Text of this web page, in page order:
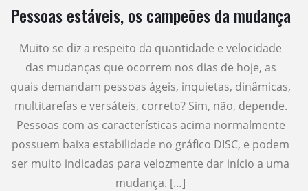
Pessoas estáveis, os campeões da mudança
Muito se diz a respeito da quantidade e velocidade
das mudanças que ocorrem nos dias de hoje, as
quais demandam pessoas ágeis, inquietas, dinâmicas,
multitarefas e versáteis, correto? Sim, não, depende.
Pessoas com as características acima normalmente
possuem baixa estabilidade no gráfico DISC, e podem
ser muito indicadas para velozmente dar início a uma
mudança. […]